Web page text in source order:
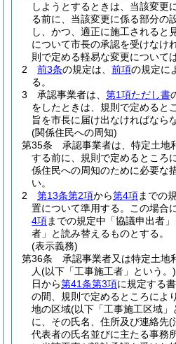
しようとするときは、当該変更
る前に、当該変更に係る部分の
し、かつ、適正に施工されると
について市長の承認を受けなけ
則で定める軽易な変更について
2
前3条の規定は、 前項の規定に
る。
3
承認事業者は、 第1項ただし書
をしたときは、規則で定めると
旨を市長に届け出なければなら
(関係住民への周知)
第35条
承認事業者は、特定土地
する前に、規則で定めるところ
係住民への周知のために必要な
い。
2
第13条第2項から第4項までの
置について準用する。
この場合
4項までの規定中「協議申出者
者」と読み替えるものとする。
(表示義務)
第36条
承認事業者又は特定土地
人(以下「工事施工者」という。)
日から第41条第3項に規定する
の間、規則で定めるところによ
地の区域(以下「工事施工区域」
に、その氏名、住所及び連絡先(
代表者の氏名並びに主たる事務